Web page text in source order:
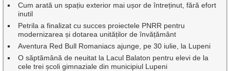
Cum arată un spațiu exterior mai ușor de întreținut, fără efort
inutil
Petrila a finalizat cu succes proiectele PNRR pentru
modernizarea și dotarea unităților de învățământ
Aventura Red Bull Romaniacs ajunge, pe 30 iulie, la Lupeni
O săptămână de neuitat la Lacul Balaton pentru elevi de la
cele trei școli gimnaziale din municipiul Lupeni